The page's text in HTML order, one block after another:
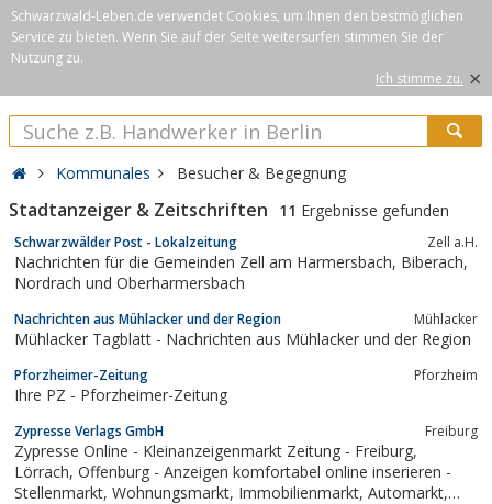
Schwarzwald-Leben.de verwendet Cookies, um Ihnen den bestmöglichen
Service zu bieten. Wenn Sie auf der Seite weitersurfen stimmen Sie der
Nutzung zu.
Ich stimme zu. ×
Kommunales Besucher & Begegnung
Stadtanzeiger & Zeitschriften 11 Ergebnisse gefunden
Schwarzwälder Post - Lokalzeitung Zell a.H.
Nachrichten für die Gemeinden Zell am Harmersbach, Biberach,
Nordrach und Oberharmersbach
Nachrichten aus Mühlacker und der Region Mühlacker
Mühlacker Tagblatt - Nachrichten aus Mühlacker und der Region
Pforzheimer-Zeitung Pforzheim
Ihre PZ - Pforzheimer-Zeitung
Zypresse Verlags GmbH Freiburg
Zypresse Online - Kleinanzeigenmarkt Zeitung - Freiburg,
Lörrach, Offenburg - Anzeigen komfortabel online inserieren -
Stellenmarkt, Wohnungsmarkt, Immobilienmarkt, Automarkt,